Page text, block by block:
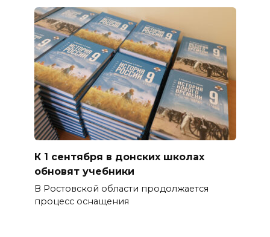
К 1 сентября в донских школах
обновят учебники
В Ростовской области продолжается
процесс оснащения